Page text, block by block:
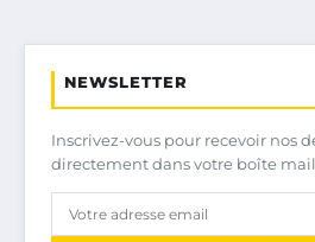
NEWSLETTER
Inscrivez-vous pour recevoir nos
directement dans votre boîte